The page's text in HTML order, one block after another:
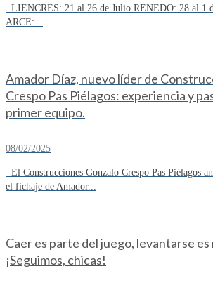
LIENCRES: 21 al 26 de Julio RENEDO: 28 al 1
ARCE:...
Amador Díaz, nuevo líder de
Crespo Pas Piélagos: experiencia y
primer equipo.
08/02/2025
El Construcciones Gonzalo Crespo Pas Piélagos
el fichaje de Amador...
Caer es parte del juego, levantarse
¡Seguimos, chicas!